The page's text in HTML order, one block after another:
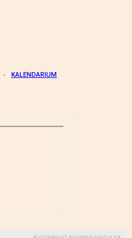
KALENDARIUM